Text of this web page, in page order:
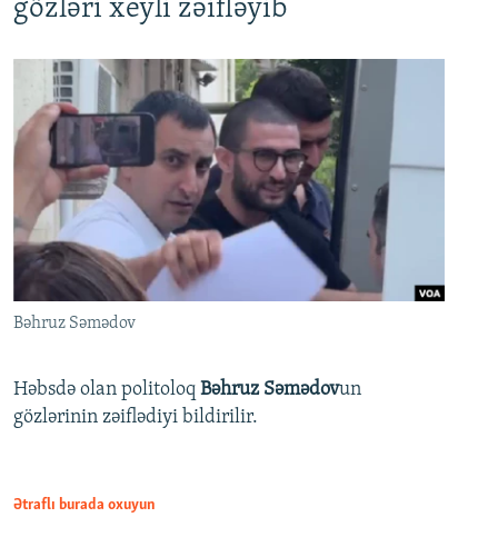
gözləri xeyli zəifləyib
Bəhruz Səmədov
Həbsdə olan politoloq Bəhruz Səmədovun
gözlərinin zəiflədiyi bildirilir.
Ətraflı burada oxuyun